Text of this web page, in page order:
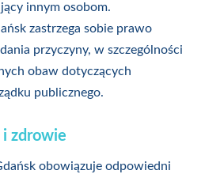
innym osobom.
zastrzega sobie prawo
przyczyny, w szczególności
obaw dotyczących
publicznego.
zdrowie
obowiązuje odpowiedni